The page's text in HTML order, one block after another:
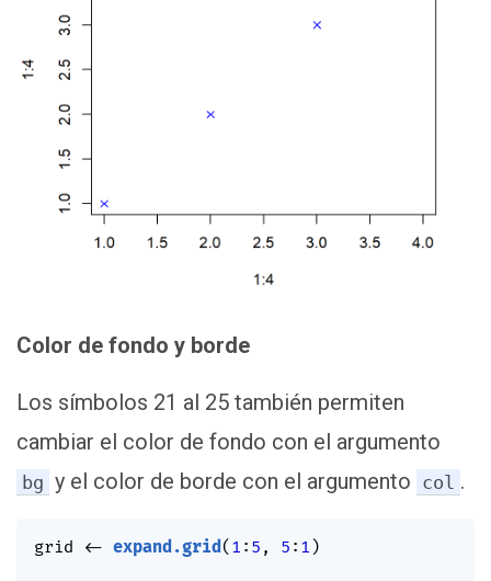
Color de fondo y borde
Los símbolos 21 al 25 también permiten
cambiar el color de fondo con el argumento
bg y el color de borde con el argumento col .
grid <- expand.grid ( 1 : 5 , 5 : 1 )